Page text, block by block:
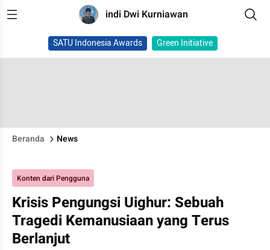
indi Dwi Kurniawan
SATU Indonesia Awards Green Initiative
Beranda News
Konten dari Pengguna
Krisis Pengungsi Uighur: Sebuah
Tragedi Kemanusiaan yang Terus
Berlanjut